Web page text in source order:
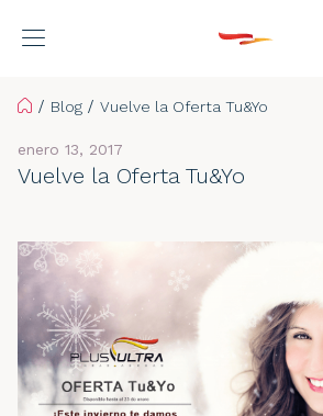
Home
Blog Vuelve la Oferta Tu&Yo
Vuelve la Oferta Tu&Yo
enero 13, 2017